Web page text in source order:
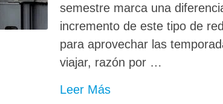
semestre marca una
incremento de este tipo de
para aprovechar las
viajar, razón por …
Leer Más